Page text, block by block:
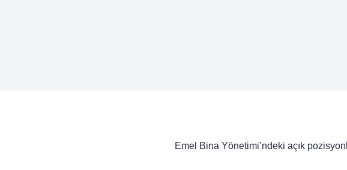
Emel Bina Yönetimi’ndeki açık